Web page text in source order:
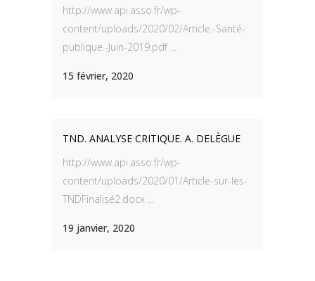
http://www.api.asso.fr/wp-
content/uploads/2020/02/Article.-Santé-
publique.-Juin-2019.pdf ...
15 février, 2020
TND. ANALYSE CRITIQUE. A. DELÈGUE
http://www.api.asso.fr/wp-
content/uploads/2020/01/Article-sur-les-
TNDFinalisé2.docx ...
19 janvier, 2020